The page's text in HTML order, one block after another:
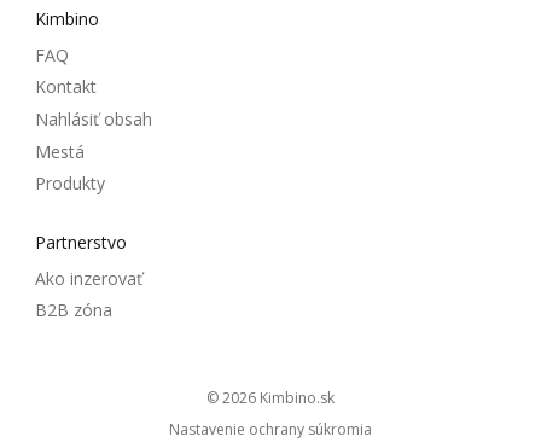
Kimbino
FAQ
Kontakt
Nahlásiť obsah
Mestá
Produkty
Partnerstvo
Ako inzerovať
B2B zóna
© 2026
kimbino.sk
Nastavenie ochrany súkromia